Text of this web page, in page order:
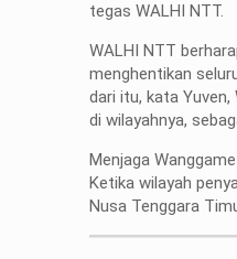
tegas WALHI NTT.
WALHI NTT
menghentikan
dari itu, kata
di wilayahnya,
Menjaga
Ketika wilayah
Nusa Tenggara